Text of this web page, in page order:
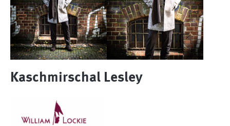
Kaschmirschal Lesley